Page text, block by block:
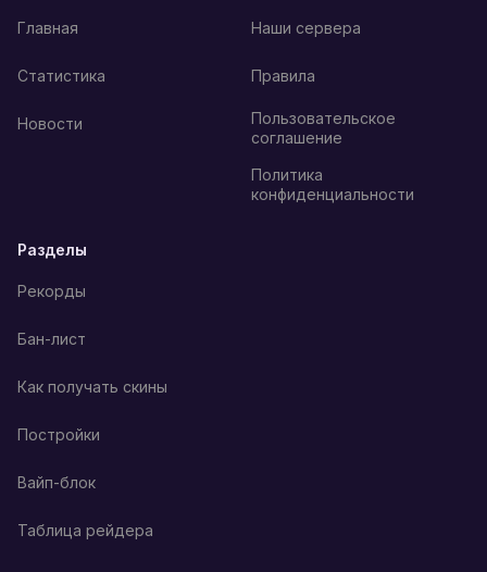
Главная
Статистика
Новости
Наши сервера
Правила
Пользовательское
соглашение
Политика
конфиденциальности
Разделы
Рекорды
Бан-лист
Как получать скины
Постройки
Вайп-блок
Таблица рейдера